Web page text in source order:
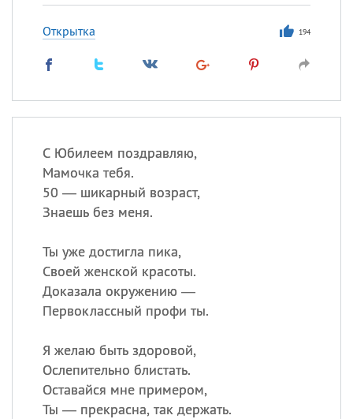
Открытка 194
С Юбилеем поздравляю,
Мамочка тебя.
50 — шикарный возраст,
Знаешь без меня.
Ты уже достигла пика,
Своей женской красоты.
Доказала окружению —
Первоклассный профи ты.
Я желаю быть здоровой,
Ослепительно блистать.
Оставайся мне примером,
Ты — прекрасна, так держать.